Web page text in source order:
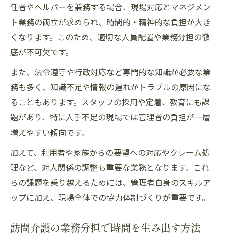
任者やヘルパーを兼務する場合、現場対応とマネジメン
ト業務の両立が求められ、時間的・精神的な負担が大き
くなります。このため、適切な人員配置や業務分担の徹
底が不可欠です。
また、法令遵守や行政対応など専門的な知識が必要な業
務も多く、知識不足や情報の遅れがトラブルの原因にな
ることもあります。スタッフの採用や定着、教育にも課
題があり、特に人手不足の現場では管理者の負担が一層
増えやすい傾向です。
加えて、利用者や家族からの要望への対応やクレーム処
理など、対人関係の調整も重要な業務となります。これ
らの課題を乗り越えるためには、管理者自身のスキルア
ップに加え、現場全体での協力体制づくりが重要です。
訪問介護の業務分担で時間を生み出す方法